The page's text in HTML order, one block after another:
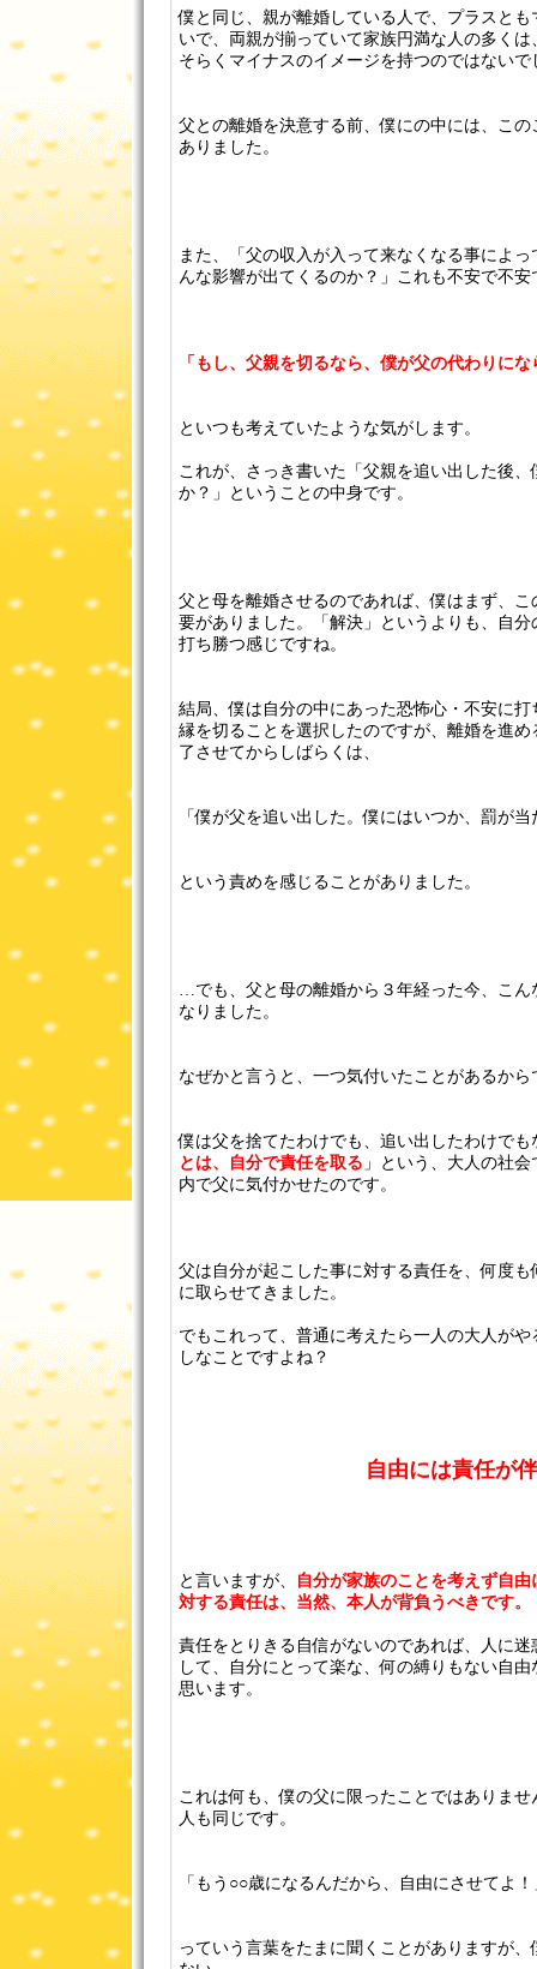
僕と同じ、親が離婚している人で、プラスと
いで、両親が揃っていて家族円満な人の多く
そらくマイナスのイメージを持つのではないで
父との離婚を決意する前、僕にの中には、こ
ありました。
また、「父の収入が入って来なくなる事によ
んな影響が出てくるのか？」これも不安で不
「もし、父親を切るなら、僕が父の代わりに
といつも考えていたような気がします。
これが、さっき書いた「父親を追い出した後
か？」ということの中身です。
父と母を離婚させるのであれば、僕はまず、
要がありました。「解決」というよりも、自
打ち勝つ感じですね。
結局、僕は自分の中にあった恐怖心・不安に
縁を切ることを選択したのですが、離婚を進
了させてからしばらくは、
「僕が父を追い出した。僕にはいつか、罰が
という責めを感じることがありました。
…でも、父と母の離婚から３年経った今、こん
なりました。
なぜかと言うと、一つ気付いたことがあるから
僕は父を捨てたわけでも、追い出したわけでも
とは、自分で責任を取る 」という、大人の社
内で父に気付かせたのです。
父は自分が起こした事に対する責任を、何度
に取らせてきました。
でもこれって、普通に考えたら一人の大人が
しなことですよね？
自由には責任が
と言いますが、
自分が家族のことを考えず自
対する責任は、当然、本人が背負うべきです。
責任をとりきる自信がないのであれば、人に
して、自分にとって楽な、何の縛りもない自
思います。
これは何も、僕の父に限ったことではありま
人も同じです。
「もう○○歳になるんだから、自由にさせてよ！
っていう言葉をたまに聞くことがありますが